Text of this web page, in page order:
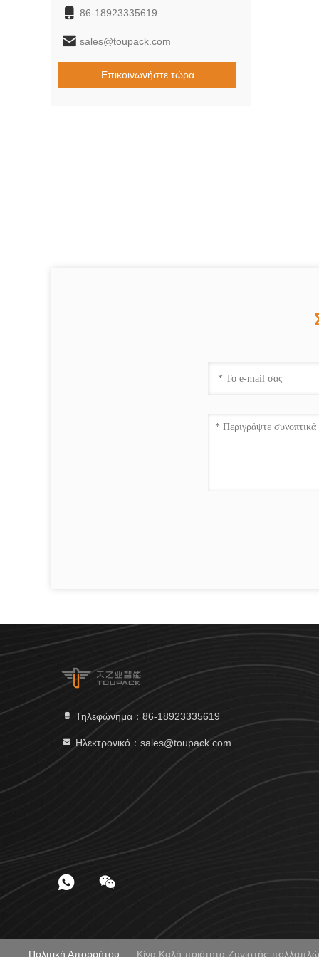
86-18923335619
sales@toupack.com
Επικοινωνήστε τώρα
Τηλεφώνημα：86-18923335619
Ηλεκτρονικό：sales@toupack.com
Πολιτική Απορρήτου Κίνα Καλή ποιότητα Ζυγιστής